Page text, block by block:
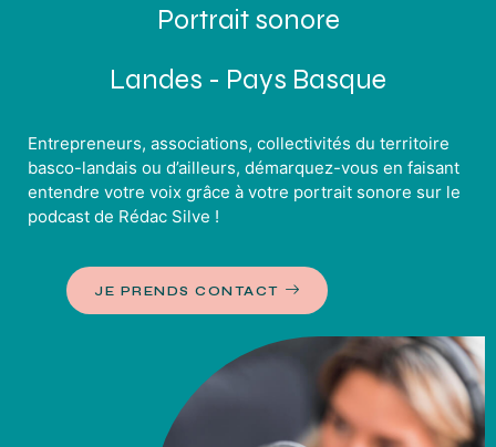
Portrait sonore
Landes - Pays Basque
Entrepreneurs, associations, collectivités du territoire
basco-landais ou d’ailleurs, démarquez-vous en faisant
entendre votre voix grâce à votre portrait sonore sur le
podcast de Rédac Silve !
JE PRENDS CONTACT